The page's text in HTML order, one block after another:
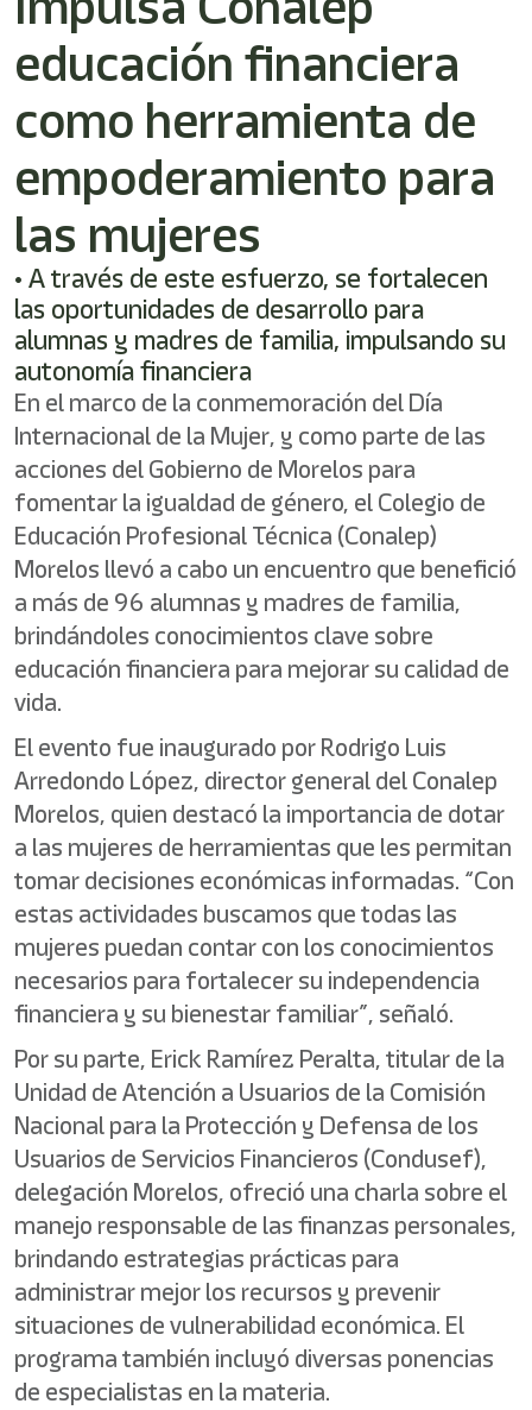
activates
screen
help
you
navigate
and
interact
the
content.
educación financiera
como herramienta de
empoderamiento para
las mujeres
• A través de este esfuerzo, se fortalecen
las oportunidades de desarrollo para
alumnas y madres de familia, impulsando su
autonomía financiera
En el marco de la conmemoración del Día
Internacional de la Mujer, y como parte de las
acciones del Gobierno de Morelos para
fomentar la igualdad de género, el Colegio de
Educación Profesional Técnica (Conalep)
Morelos llevó a cabo un encuentro que benefició
a más de 96 alumnas y madres de familia,
brindándoles conocimientos clave sobre
educación financiera para mejorar su calidad de
vida.
El evento fue inaugurado por Rodrigo Luis
Arredondo López, director general del Conalep
Morelos, quien destacó la importancia de dotar
a las mujeres de herramientas que les permitan
tomar decisiones económicas informadas. “Con
estas actividades buscamos que todas las
mujeres puedan contar con los conocimientos
necesarios para fortalecer su independencia
financiera y su bienestar familiar”, señaló.
Por su parte, Erick Ramírez Peralta, titular de la
Unidad de Atención a Usuarios de la Comisión
Nacional para la Protección y Defensa de los
Usuarios de Servicios Financieros (Condusef),
delegación Morelos, ofreció una charla sobre el
manejo responsable de las finanzas personales,
brindando estrategias prácticas para
administrar mejor los recursos y prevenir
situaciones de vulnerabilidad económica. El
programa también incluyó diversas ponencias
de especialistas en la materia.